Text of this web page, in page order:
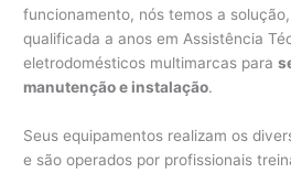
funcionamento, nós temos a
qualificada a anos em Assistência
eletrodomésticos multimarcas para
manutenção e instalação.
Seus equipamentos realizam os
e são operados por profissionais